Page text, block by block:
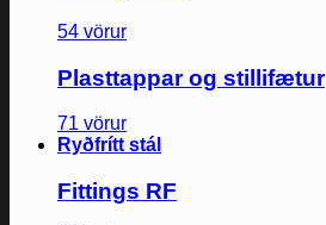
54 vörur
Plasttappar og stillifætur
71 vörur
Ryðfrítt stál
Fittings RF